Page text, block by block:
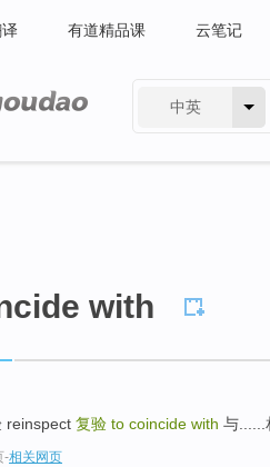
有道精品课 云笔记
中英
with
reinspect 复验 to coincide with 与......
-相关网页